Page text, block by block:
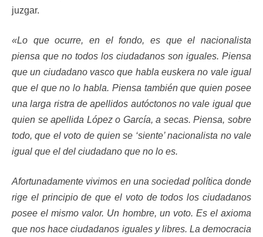
juzgar.
«Lo que ocurre, en el fondo, es que el nacionalista
piensa que no todos los ciudadanos son iguales. Piensa
que un ciudadano vasco que habla euskera no vale igual
que el que no lo habla. Piensa también que quien posee
una larga ristra de apellidos autóctonos no vale igual que
quien se apellida López o García, a secas. Piensa, sobre
todo, que el voto de quien se ‘siente’ nacionalista no vale
igual que el del ciudadano que no lo es.
Afortunadamente vivimos en una sociedad política donde
rige el principio de que el voto de todos los ciudadanos
posee el mismo valor. Un hombre, un voto. Es el axioma
que nos hace ciudadanos iguales y libres. La democracia